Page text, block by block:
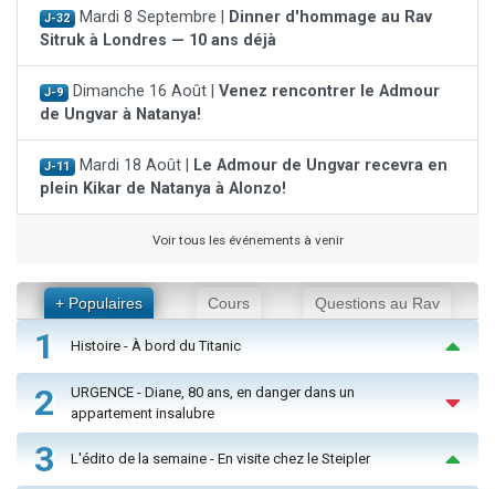
J-32 Mardi 8 Septembre |
Dinner d'hommage au Rav
Sitruk à Londres — 10 ans déjà
J-9 Dimanche 16 Août | Venez rencontrer le Admour
de Ungvar à Natanya!
J-11 Mardi 18 Août |
Le Admour de Ungvar recevra en
plein Kikar de Natanya à Alonzo!
Voir tous les événements à venir
+ Populaires Cours Questions au Rav
1 Histoire - À bord du Titanic
2
URGENCE - Diane, 80 ans, en danger dans un
appartement insalubre
3 L'édito de la semaine - En visite chez le Steipler